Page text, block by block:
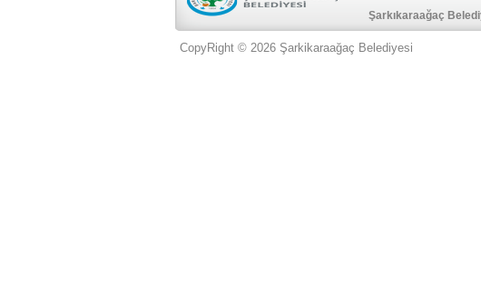
Şarkıkaraağaç
CopyRight © 2026 Şarkikaraağaç Belediyesi